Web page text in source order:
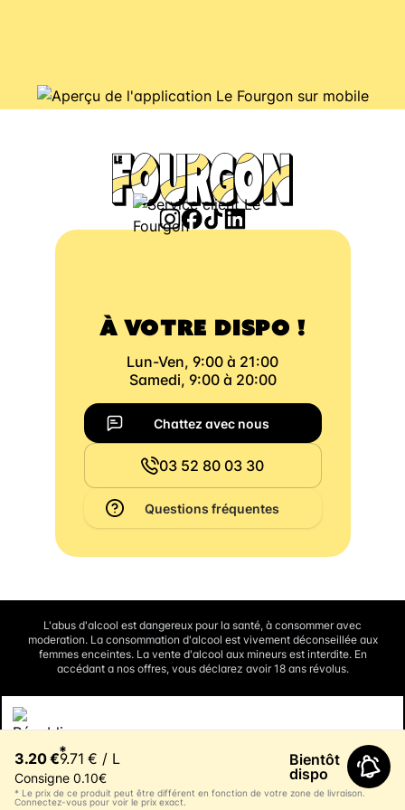
3.20 €*
9.71 € / L
Consigne 0.10€
Bientôt
dispo
* Le prix de ce produit peut être différent en fonction de votre zone de livraison.
Connectez-vous pour voir le prix exact.
À VOTRE DISPO !
Lun-Ven, 9:00 à 21:00
Samedi, 9:00 à 20:00
Chattez avec nous
03 52 80 03 30
Questions fréquentes
L'abus d'alcool est dangereux pour la santé, à consommer avec
moderation. La consommation d'alcool est vivement déconseillée aux
femmes enceintes. La vente d'alcool aux mineurs est interdite. En
accédant a nos offres, vous déclarez avoir 18 ans révolus.
moins de 18 ans
La preuve de majorité de l'acheteur est exigée au moment de la vente en
CODE DE LA SANTE PUBLIQUE, ART. L3342-1 et L3353-3